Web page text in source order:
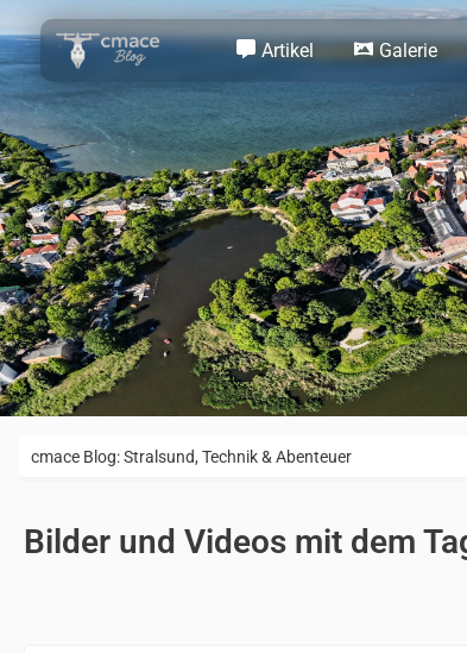
Artikel Galerie
cmace Blog: Stralsund, Technik & Abenteuer
Bilder und Videos mit dem